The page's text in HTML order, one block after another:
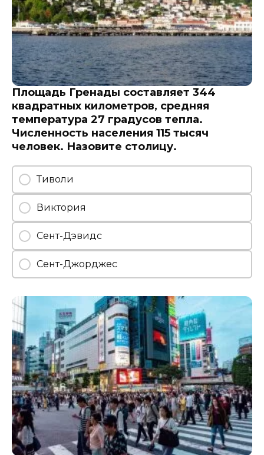
Площадь Гренады составляет 344
квадратных километров, средняя
температура 27 градусов тепла.
Численность населения 115 тысяч
человек. Назовите столицу.
Тиволи
Виктория
Сент-Дэвидс
Сент-Джорджес